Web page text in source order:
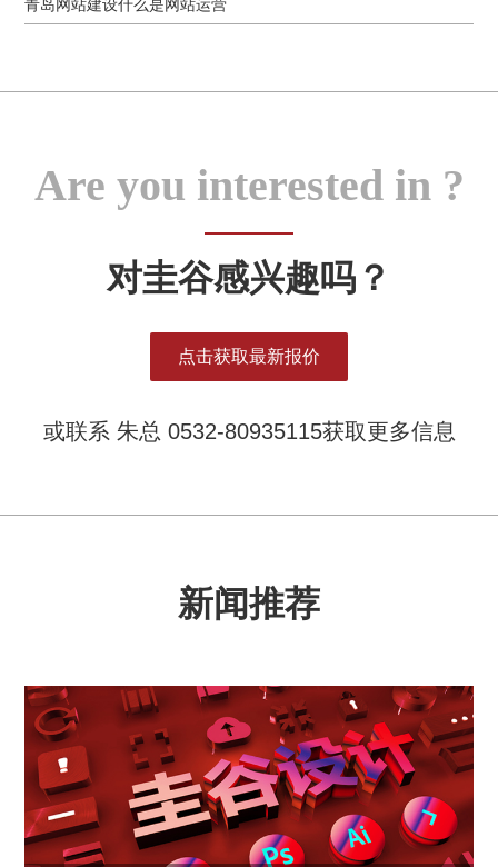
青岛网站建设什么是网站运营
Are you interested in ?
对圭谷感兴趣吗？
点击获取最新报价
或联系 朱总 0532-80935115获取更多信息
新闻推荐